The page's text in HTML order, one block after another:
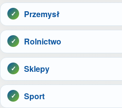
Przemysł
Rolnictwo
Sklepy
Sport